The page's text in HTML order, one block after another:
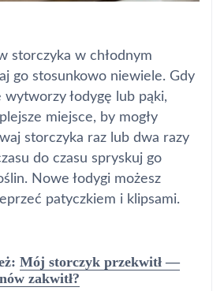
storczyka w chłodnym
go stosunkowo niewiele. Gdy
łodygę lub pąki,
miejsce, by mogły
storczyka raz lub dwa razy
do czasu spryskuj go
Nowe łodygi możesz
patyczkiem i klipsami.
Mój storczyk przekwitł —
zakwitł?